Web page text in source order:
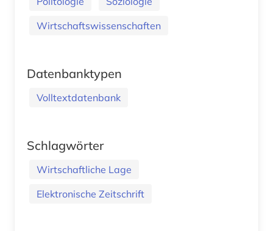
Wirtschaftswissenschaften
Datenbanktypen
Volltextdatenbank
Schlagwörter
Wirtschaftliche Lage
Elektronische Zeitschrift